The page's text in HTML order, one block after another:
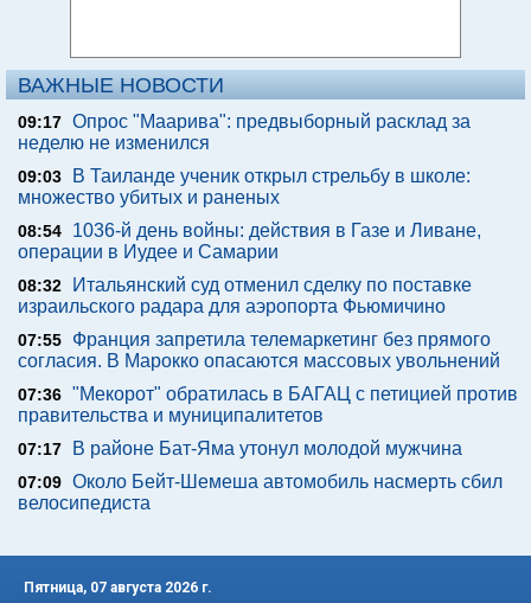
ВАЖНЫЕ НОВОСТИ
09:17 Опрос "Mаарива": предвыборный расклад за
неделю не изменился
09:03
В Таиланде ученик открыл стрельбу в школе:
множество убитых и раненых
08:54
1036-й день войны: действия в Газе и Ливане,
операции в Иудее и Самарии
08:32
Итальянский суд отменил сделку по поставке
израильского радара для аэропорта Фьюмичино
07:55
Франция запретила телемаркетинг без прямого
согласия. В Марокко опасаются массовых увольнений
07:36 "Мекорот" обратилась в БАГАЦ с петицией против
правительства и муниципалитетов
07:17 В районе Бат-Яма утонул молодой мужчина
07:09 Около Бейт-Шемеша автомобиль насмерть сбил
велосипедиста
Пятница, 07 августа 2026 г.